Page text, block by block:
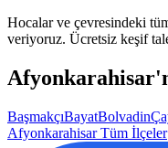
Hocalarve çevresindeki
veriyoruz. Ücretsiz keşif
Afyonkarahisar
BaşmakçıBayatBolvadin
AfyonkarahisarTüm İlçeler